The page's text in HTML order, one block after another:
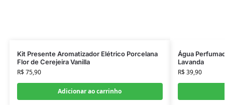
Kit Presente Aromatizador Elétrico Porcelana
Flor de Cerejeira Vanilla
R$75,90
Adicionar ao carrinho
Água
Lavanda
R$39,90